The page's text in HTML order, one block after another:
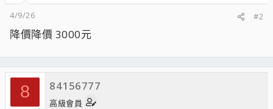
4/9/26
#2
降價降價 3000元
8 84156777
高級會員